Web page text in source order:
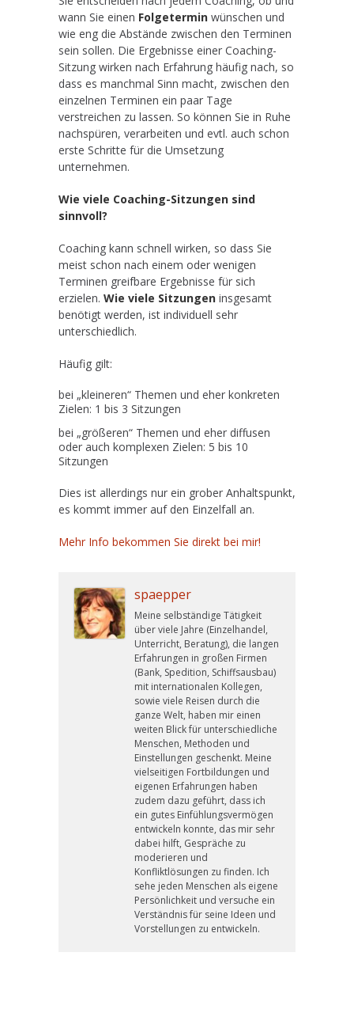
wann Sie einen Folgetermin wünschen und
wie eng die Abstände zwischen den Terminen
sein sollen. Die Ergebnisse einer Coaching-
Sitzung wirken nach Erfahrung häufig nach, so
dass es manchmal Sinn macht, zwischen den
einzelnen Terminen ein paar Tage
verstreichen zu lassen. So können Sie in Ruhe
nachspüren, verarbeiten und evtl. auch schon
erste Schritte für die Umsetzung
unternehmen.
Wie viele Coaching-Sitzungen sind
sinnvoll?
Coaching kann schnell wirken, so dass Sie
meist schon nach einem oder wenigen
Terminen greifbare Ergebnisse für sich
erzielen. Wie viele Sitzungen insgesamt
benötigt werden, ist individuell sehr
unterschiedlich.
Häufig gilt:
bei „kleineren“ Themen und eher konkreten
Zielen: 1 bis 3 Sitzungen
bei „größeren“ Themen und eher diffusen
oder auch komplexen Zielen: 5 bis 10
Sitzungen
Dies ist allerdings nur ein grober Anhaltspunkt,
es kommt immer auf den Einzelfall an.
Mehr Info bekommen Sie direkt bei mir!
spaepper
Meine selbständige Tätigkeit
über viele Jahre (Einzelhandel,
Unterricht, Beratung), die langen
Erfahrungen in großen Firmen
(Bank, Spedition, Schiffsausbau)
mit internationalen Kollegen,
sowie viele Reisen durch die
ganze Welt, haben mir einen
weiten Blick für unterschiedliche
Menschen, Methoden und
Einstellungen geschenkt. Meine
vielseitigen Fortbildungen und
eigenen Erfahrungen haben
zudem dazu geführt, dass ich
ein gutes Einfühlungsvermögen
entwickeln konnte, das mir sehr
dabei hilft, Gespräche zu
moderieren und
Konfliktlösungen zu finden. Ich
sehe jeden Menschen als eigene
Persönlichkeit und versuche ein
Verständnis für seine Ideen und
Vorstellungen zu entwickeln.